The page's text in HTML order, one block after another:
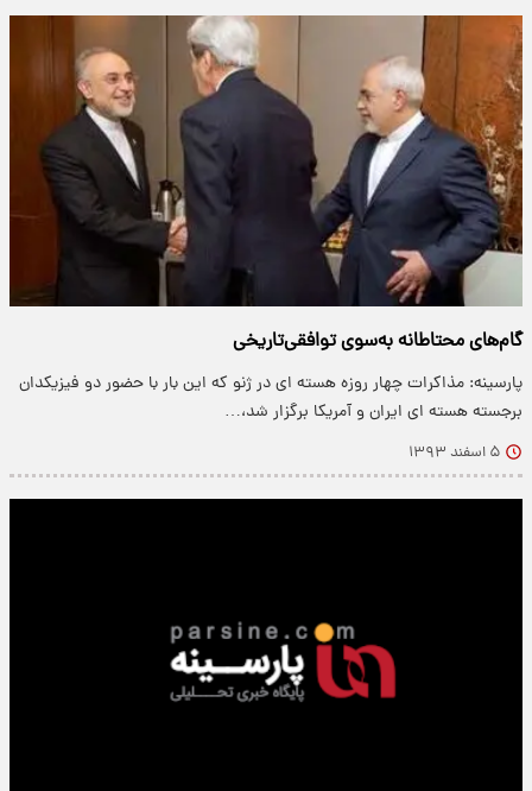
گام‌های محتاطانه به‌سوی توافقی‌تاریخی
پارسینه: مذاکرات چهار روزه هسته ای در ژنو که این بار با حضور دو فیزیکدان
برجسته هسته ای ایران و آمریکا برگزار شد،…
۵ اسفند ۱۳۹۳